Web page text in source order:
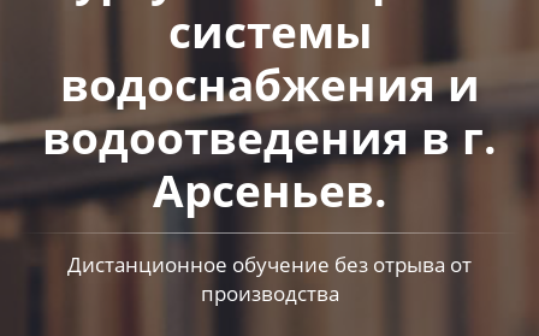
системы
водоснабжения и
водоотведения в г.
Арсеньев.
Дистанционное обучение без отрыва от
производства